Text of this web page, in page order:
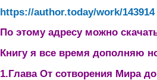
https://author.today/work/143914
По этому адресу можно
Книгу я все время дополняю
1.Глава От сотворения Мира